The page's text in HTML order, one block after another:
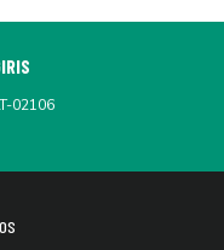
02106